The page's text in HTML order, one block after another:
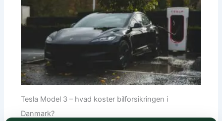
Tesla Model 3 – hvad koster bilforsikringen i
Danmark?